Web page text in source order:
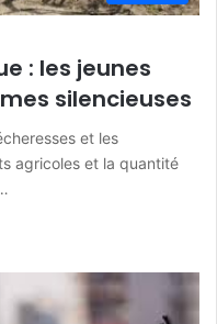
: les jeunes
silencieuses
et les
agricoles et la quantité